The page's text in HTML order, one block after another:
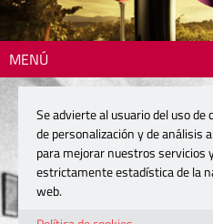
MENÚ
Se advierte al usuario del uso
de personalización y de análisis
para mejorar nuestros servicios
estrictamente estadística de la
web.